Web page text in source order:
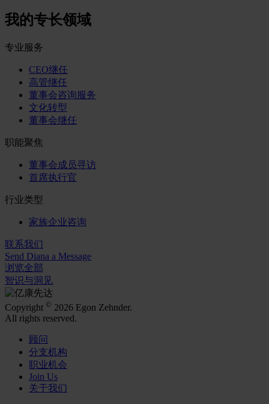
我的专长领域
专业服务
CEO继任
高管继任
董事会咨询服务
文化转型
董事会继任
职能聚焦
董事会成员寻访
首席执行官
行业类型
家族企业咨询
联系我们
Send Diana a Message
浏览全部
智识与洞见
Copyright © 2026 Egon Zehnder.
All rights reserved.
顾问
分支机构
职业机会
Join Us
关于我们